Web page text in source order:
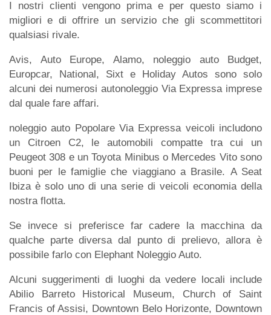
I nostri clienti vengono prima e per questo siamo i
migliori e di offrire un servizio che gli scommettitori
qualsiasi rivale.
Avis, Auto Europe, Alamo, noleggio auto Budget,
Europcar, National, Sixt e Holiday Autos sono solo
alcuni dei numerosi autonoleggio Via Expressa imprese
dal quale fare affari.
noleggio auto Popolare Via Expressa veicoli includono
un Citroen C2, le automobili compatte tra cui un
Peugeot 308 e un Toyota Minibus o Mercedes Vito sono
buoni per le famiglie che viaggiano a Brasile. A Seat
Ibiza è solo uno di una serie di veicoli economia della
nostra flotta.
Se invece si preferisce far cadere la macchina da
qualche parte diversa dal punto di prelievo, allora è
possibile farlo con Elephant Noleggio Auto.
Alcuni suggerimenti di luoghi da vedere locali include
Abilio Barreto Historical Museum, Church of Saint
Francis of Assisi, Downtown Belo Horizonte, Downtown